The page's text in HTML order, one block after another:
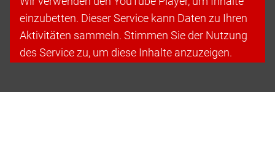
einzubetten. Dieser Service kann Daten zu Ihren
Aktivitäten sammeln. Stimmen Sie der Nutzung
des Service zu, um diese Inhalte anzuzeigen.